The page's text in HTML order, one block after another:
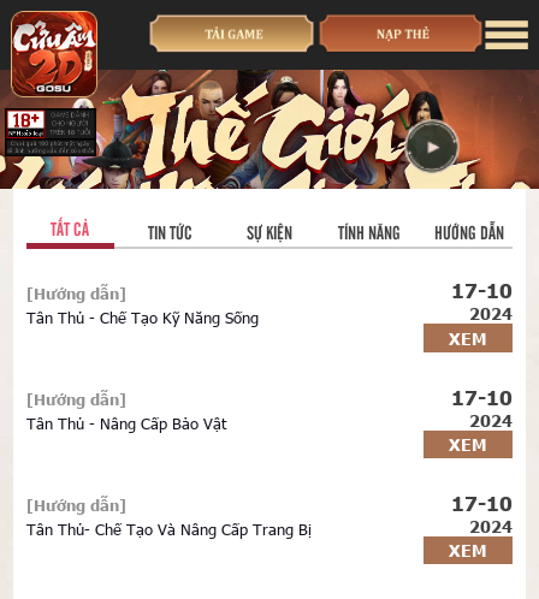
TẤT CẢ TIN TỨC SỰ KIỆN TÍNH NĂNG HƯỚNG DẪN
[Hướng dẫn]
Tân Thủ - Chế Tạo Kỹ Năng Sống
17-10
2024
XEM
[Hướng dẫn]
Tân Thủ - Nâng Cấp Bảo Vật
17-10
2024
XEM
[Hướng dẫn]
Tân Thủ- Chế Tạo Và Nâng Cấp Trang Bị
17-10
2024
XEM